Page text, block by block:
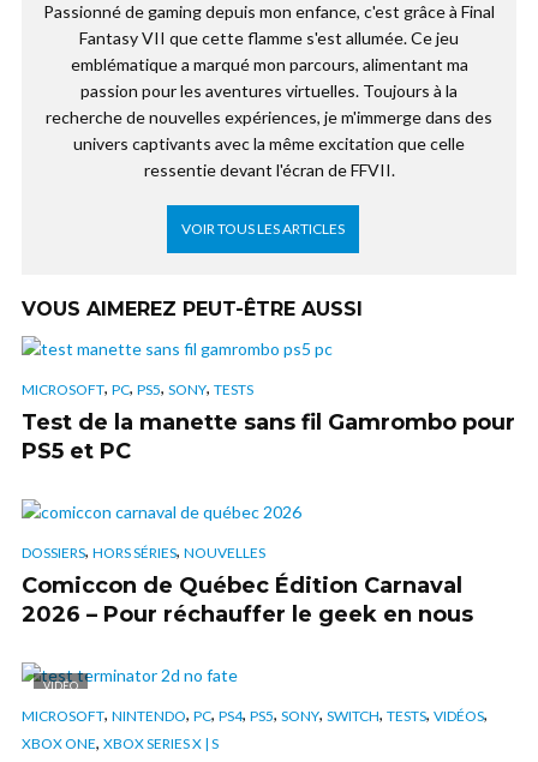
Passionné de gaming depuis mon enfance, c'est grâce à Final
Fantasy VII que cette flamme s'est allumée. Ce jeu
emblématique a marqué mon parcours, alimentant ma
passion pour les aventures virtuelles. Toujours à la
recherche de nouvelles expériences, je m'immerge dans des
univers captivants avec la même excitation que celle
ressentie devant l'écran de FFVII.
VOIR TOUS LES ARTICLES
VOUS AIMEREZ PEUT-ÊTRE AUSSI
MICROSOFT, PC, PS5, SONY, TESTS
Test de la manette sans fil Gamrombo pour
PS5 et PC
DOSSIERS, HORS SÉRIES, NOUVELLES
Comiccon de Québec Édition Carnaval
2026 – Pour réchauffer le geek en nous
VIDÉO
MICROSOFT, NINTENDO, PC, PS4, PS5, SONY, SWITCH, TESTS, VIDÉOS,
XBOX ONE, XBOX SERIES X | S